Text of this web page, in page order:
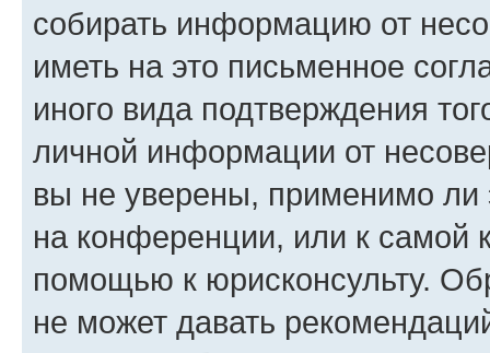
собирать информацию от
иметь на это письменное
иного вида подтверждения
личной информации от
вы не уверены, применимо ли
на конференции, или к самой
помощью к юрисконсульту.
не может давать